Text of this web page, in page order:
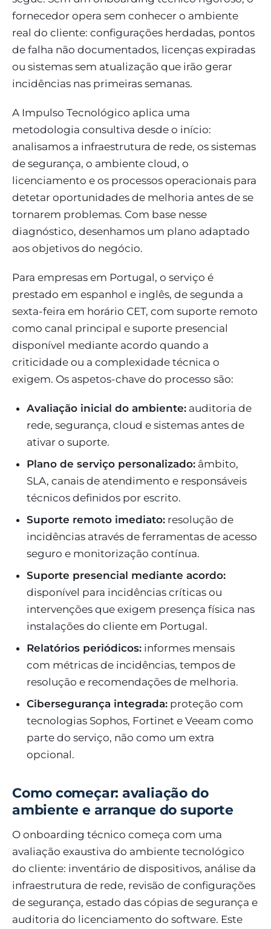
fornecedor opera sem conhecer o ambiente
real do cliente: configurações herdadas, pontos
de falha não documentados, licenças expiradas
ou sistemas sem atualização que irão gerar
incidências nas primeiras semanas.
A Impulso Tecnológico aplica uma
metodologia consultiva desde o início:
analisamos a infraestrutura de rede, os sistemas
de segurança, o ambiente cloud, o
licenciamento e os processos operacionais para
detetar oportunidades de melhoria antes de se
tornarem problemas. Com base nesse
diagnóstico, desenhamos um plano adaptado
aos objetivos do negócio.
Para empresas em Portugal, o serviço é
prestado em espanhol e inglês, de segunda a
sexta-feira em horário CET, com suporte remoto
como canal principal e suporte presencial
disponível mediante acordo quando a
criticidade ou a complexidade técnica o
exigem. Os aspetos-chave do processo são:
Avaliação inicial do ambiente: auditoria de
rede, segurança, cloud e sistemas antes de
ativar o suporte.
Plano de serviço personalizado: âmbito,
SLA, canais de atendimento e responsáveis
técnicos definidos por escrito.
Suporte remoto imediato: resolução de
incidências através de ferramentas de acesso
seguro e monitorização contínua.
Suporte presencial mediante acordo:
disponível para incidências críticas ou
intervenções que exigem presença física nas
instalações do cliente em Portugal.
Relatórios periódicos: informes mensais
com métricas de incidências, tempos de
resolução e recomendações de melhoria.
Cibersegurança integrada: proteção com
tecnologias Sophos, Fortinet e Veeam como
parte do serviço, não como um extra
opcional.
Como começar: avaliação do
ambiente e arranque do suporte
O onboarding técnico começa com uma
avaliação exaustiva do ambiente tecnológico
do cliente: inventário de dispositivos, análise da
infraestrutura de rede, revisão de configurações
de segurança, estado das cópias de segurança e
auditoria do licenciamento do software. Este